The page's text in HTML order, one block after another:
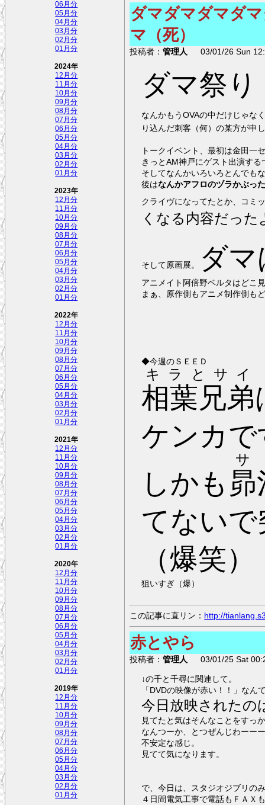
06月分
05月分
04月分
03月分
02月分
01月分
2024年
12月分
11月分
10月分
09月分
08月分
07月分
06月分
05月分
04月分
03月分
02月分
01月分
2023年
12月分
11月分
10月分
09月分
08月分
07月分
06月分
05月分
04月分
03月分
02月分
01月分
2022年
12月分
11月分
10月分
09月分
08月分
07月分
06月分
05月分
04月分
03月分
02月分
01月分
2021年
12月分
11月分
10月分
09月分
08月分
07月分
06月分
05月分
04月分
03月分
02月分
01月分
2020年
12月分
11月分
10月分
09月分
08月分
07月分
06月分
05月分
04月分
03月分
02月分
01月分
2019年
12月分
11月分
10月分
09月分
08月分
07月分
06月分
05月分
04月分
03月分
02月分
01月分
ダマダマダマダ
マ（死）
投稿者：管理人 03/01/26 Sun
ダマ祭
なんかもうOVAの中だけじゃな
り込んだ刺客（何）の某方が申
トークイベント、最初は金田一
きっとAM神戸にゲスト出演す
そしてなんかいろいろとんでも
後はなんかアフロのヅラかぶっ
クライヴになってたとか、コミ
くなる内容だった
そして原画展。 ダ
アニメイト阿倍野ベルタはどこ
まぁ、原作側もアニメ制作側も
◆今週のＳＥＥＤ
相葉兄弟
キラとサイ
ケンカ
しかも
サ
てない
（爆笑）
狙いすぎ（爆）
この記事に直リン： http://
赤とやら
投稿者：管理人 03/01/25 Sat
↓の千と千尋に関連して。
「DVDの映像が赤い！！」なん
今日放映されたの
見てたと気はそんなことをすっ
なんつーか、とつぜんじわーー
不安定な感じ。
見てて気になります。
で、今日は、スタジオジブリの
４日間電気工事で電話もＦＡＸ